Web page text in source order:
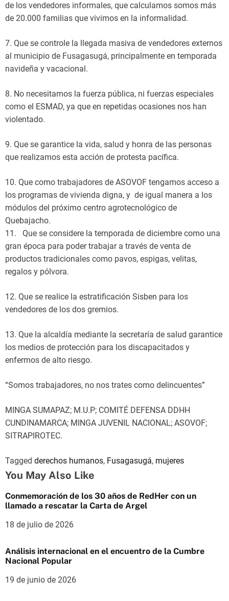
de los vendedores informales, que calculamos somos más
de 20.000 familias que vivimos en la informalidad.
7. Que se controle la llegada masiva de vendedores externos
al municipio de Fusagasugá, principalmente en temporada
navideña y vacacional.
8. No necesitamos la fuerza pública, ni fuerzas especiales
como el ESMAD, ya que en repetidas ocasiones nos han
violentado.
9. Que se garantice la vida, salud y honra de las personas
que realizamos esta acción de protesta pacífica.
10. Que como trabajadores de ASOVOF tengamos acceso a
los programas de vivienda digna, y de igual manera a los
módulos del próximo centro agrotecnológico de
Quebajacho.
11. Que se considere la temporada de diciembre como una
gran época para poder trabajar a través de venta de
productos tradicionales como pavos, espigas, velitas,
regalos y pólvora.
12. Que se realice la estratificación Sisben para los
vendedores de los dos gremios.
13. Que la alcaldía mediante la secretaría de salud garantice
los medios de protección para los discapacitados y
enfermos de alto riesgo.
“Somos trabajadores, no nos trates como delincuentes”
MINGA SUMAPAZ; M.U.P; COMITÉ DEFENSA DDHH
CUNDINAMARCA; MINGA JUVENIL NACIONAL; ASOVOF;
SITRAPIROTEC.
Tagged derechos humanos, Fusagasugá, mujeres
You May Also Like
Conmemoración de los 30 años de RedHer con un
llamado a rescatar la Carta de Argel
18 de julio de 2026
Análisis internacional en el encuentro de la Cumbre
Nacional Popular
19 de junio de 2026